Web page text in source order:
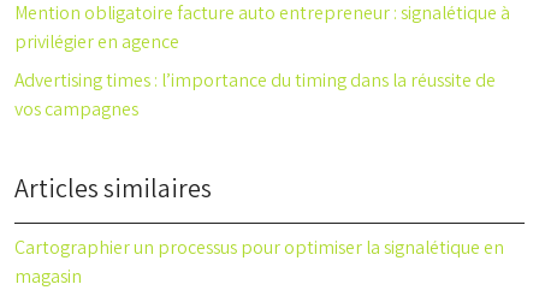
Mention obligatoire facture auto entrepreneur : signalétique à
privilégier en agence
Advertising times : l’importance du timing dans la réussite de
vos campagnes
Articles similaires
Cartographier un processus pour optimiser la signalétique en
magasin